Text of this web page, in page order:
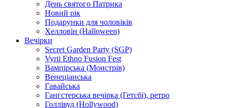
День святого Патрика
Новий рік
Подарунки для чоловіків
Хелловін (Halloween)
Вечірки
Secret Garden Party (SGP)
Vyrii Ethno Fusion Fest
Вампірська (Монстрів)
Венеціанська
Гавайська
Гангстерська вечірка (Гетсбі), ретро
Голлівуд (Hollywood)